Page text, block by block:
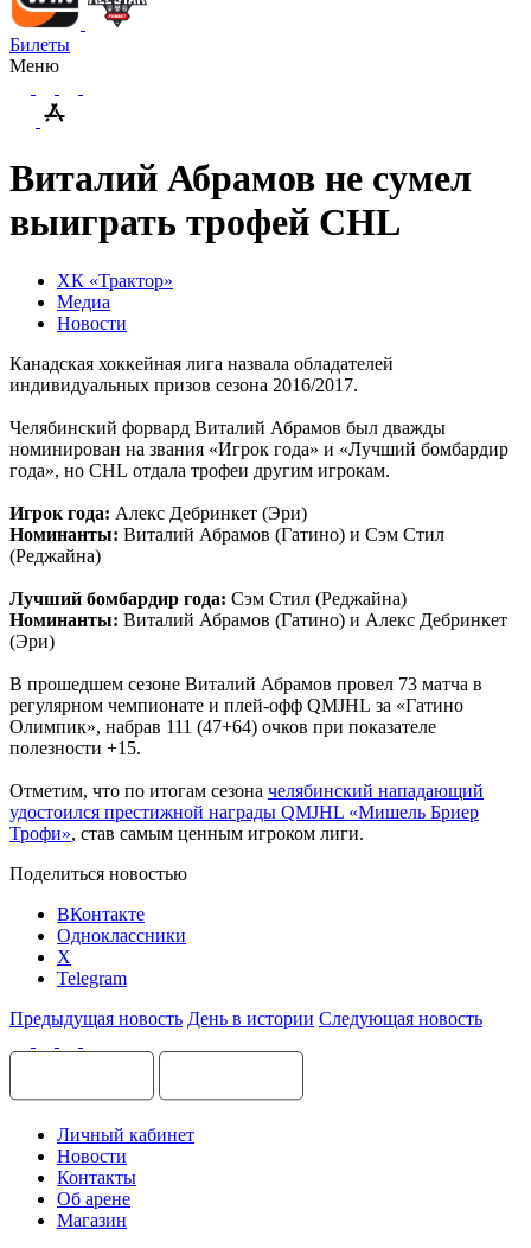
Билеты
Меню
Виталий Абрамов не сумел
выиграть трофей CHL
ХК «Трактор»
Медиа
Новости
Канадская хоккейная лига назвала обладателей
индивидуальных призов сезона 2016/2017.
Челябинский форвард Виталий Абрамов был дважды
номинирован на звания «Игрок года» и «Лучший бомбардир
года», но CHL отдала трофеи другим игрокам.
Игрок года: Алекс Дебринкет (Эри)
Номинанты: Виталий Абрамов (Гатино) и Сэм Стил
(Реджайна)
Лучший бомбардир года: Сэм Стил (Реджайна)
Номинанты: Виталий Абрамов (Гатино) и Алекс Дебринкет
(Эри)
В прошедшем сезоне Виталий Абрамов провел 73 матча в
регулярном чемпионате и плей-офф QMJHL за «Гатино
Олимпик», набрав 111 (47+64) очков при показателе
полезности +15.
Отметим, что по итогам сезона челябинский нападающий
удостоился престижной награды QMJHL «Мишель Бриер
Трофи», став самым ценным игроком лиги.
Поделиться новостью
ВКонтакте
Одноклассники
X
Telegram
Предыдущая новость День в истории Следующая новость
Личный кабинет
Новости
Контакты
Об арене
Магазин